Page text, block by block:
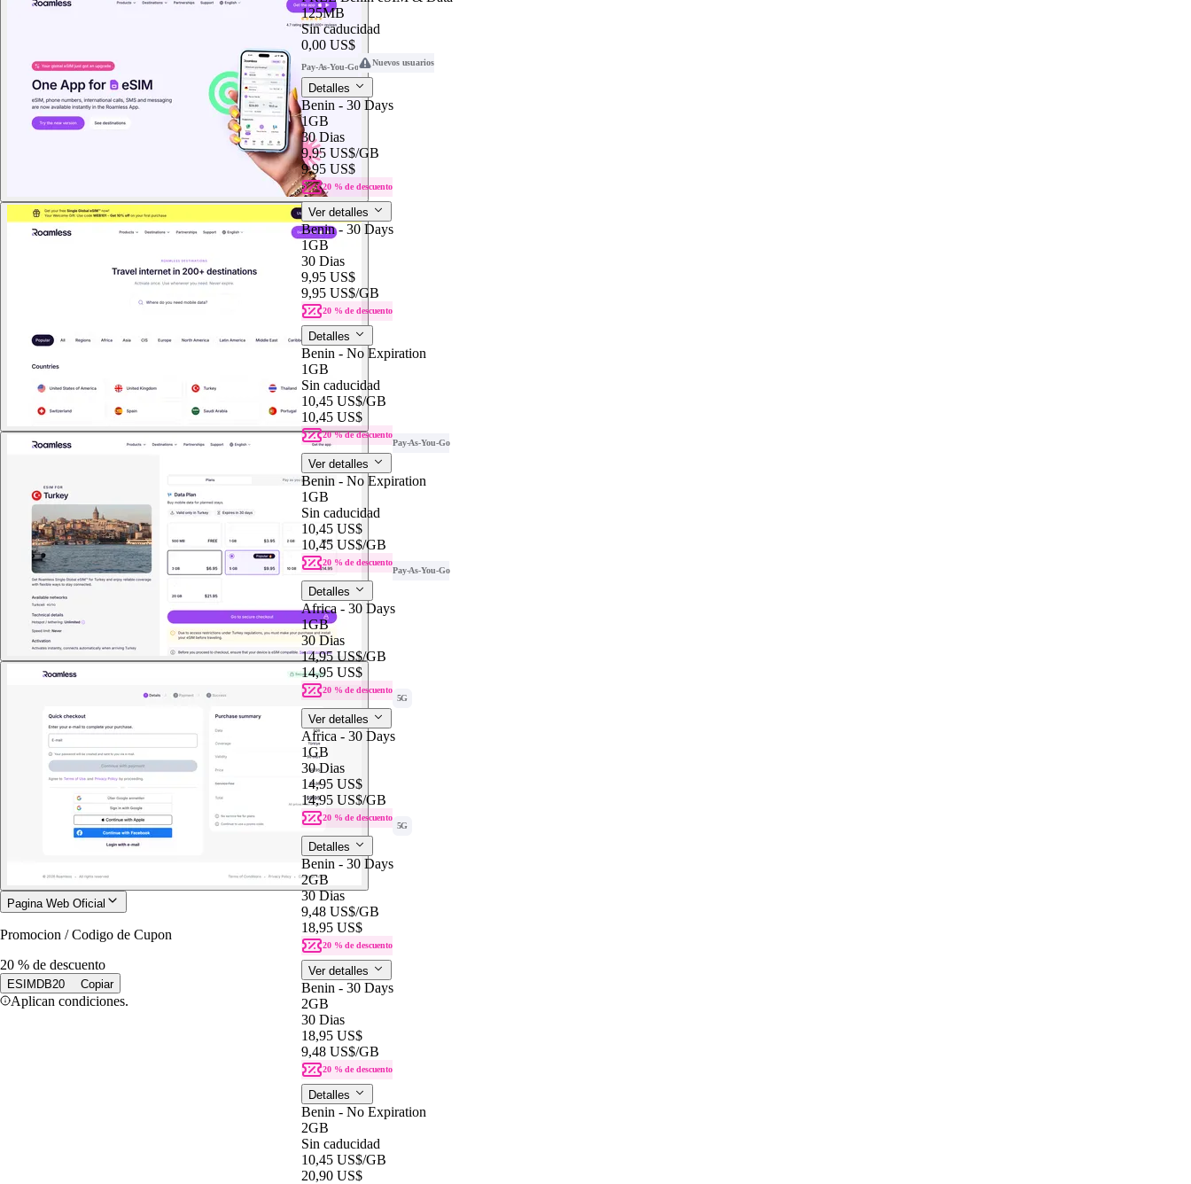
Pagina Web Oficial
Promocion / Codigo de Cupon
20 % de descuento
ESIMDB20 Copiar
Aplican condiciones.
125MB
Sin caducidad
0,00 US$
Pay-As-You-Go Nuevos usuarios
Detalles
Benin - 30 Days
1GB
30 Dias
9,95 US$/GB
9,95 US$
20 % de descuento
Ver detalles
Benin - 30 Days
1GB
30 Dias
9,95 US$
9,95 US$/GB
20 % de descuento
Detalles
Benin - No Expiration
1GB
Sin caducidad
10,45 US$/GB
10,45 US$
20 % de descuento
Pay-As-You-Go
Ver detalles
Benin - No Expiration
1GB
Sin caducidad
10,45 US$
10,45 US$/GB
20 % de descuento
Pay-As-You-Go
Detalles
Africa - 30 Days
1GB
30 Dias
14,95 US$/GB
14,95 US$
20 % de descuento
5G
Ver detalles
Africa - 30 Days
1GB
30 Dias
14,95 US$
14,95 US$/GB
20 % de descuento
5G
Detalles
Benin - 30 Days
2GB
30 Dias
9,48 US$/GB
18,95 US$
20 % de descuento
Ver detalles
Benin - 30 Days
2GB
30 Dias
18,95 US$
9,48 US$/GB
20 % de descuento
Detalles
Benin - No Expiration
2GB
Sin caducidad
10,45 US$/GB
20,90 US$